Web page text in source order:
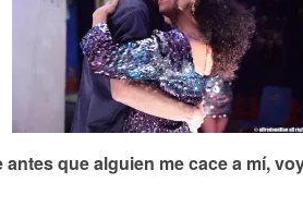
antes que alguien me cace a mí,